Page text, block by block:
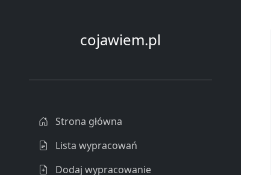
cojawiem.pl
Strona główna
Lista wypracowań
Dodaj wypracowanie